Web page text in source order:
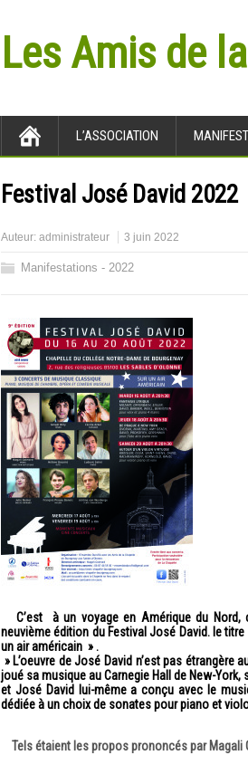
Les Amis de
L’ASSOCIATION
Festival José David 2022
Auteur: administrateur 3 juin 2022
Manifestations - 2022
C’est à un voyage en Amérique du Nord,
neuvième édition du Festival José David. le
un air américain » .
» L’oeuvre de José David n’est pas
joué sa musique au Carnegie Hall de New-York,
et José David lui-même a conçu avec le
dédiée à un choix de sonates pour piano et
Tels étaient les propos prononcés par Magali